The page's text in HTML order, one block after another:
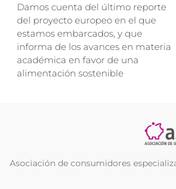
Damos cuenta del último reporte
del proyecto europeo en el que
estamos embarcados, y que
informa de los avances en materia
académica en favor de una
alimentación sostenible
Asociación de consumidores